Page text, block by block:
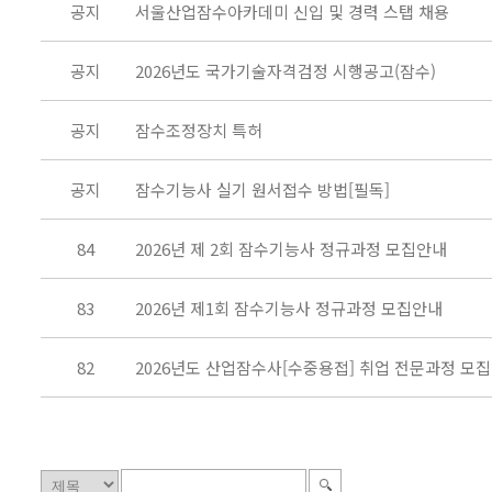
공지 서울산업잠수아카데미 신입 및 경력 스탭 채용
공지 2026년도 국가기술자격검정 시행공고(잠수)
공지 잠수조정장치 특허
공지 잠수기능사 실기 원서접수 방법[필독]
84 2026년 제 2회 잠수기능사 정규과정 모집안내
83 2026년 제1회 잠수기능사 정규과정 모집안내
82 2026년도 산업잠수사[수중용접] 취업 전문과정 모